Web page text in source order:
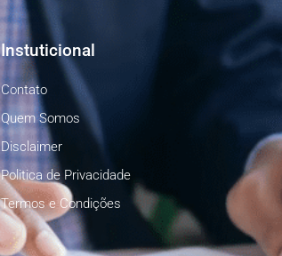
Instuticional
Contato
Quem Somos
Disclaimer
Politica de Privacidade
Termos e Condições